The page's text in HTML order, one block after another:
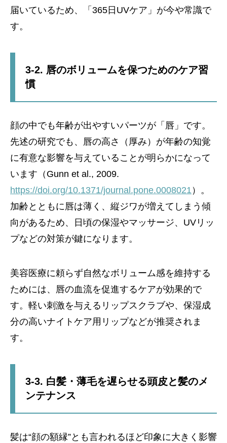
届いているため、「365日UVケア」が今や常識で
す。
3-2. 唇のボリュームを保つためのケア習
慣
顔の中でも年齢が出やすいパーツが「唇」です。
先述の研究でも、唇の高さ（厚み）が年齢の知覚
に有意な影響を与えていることが明らかになって
います（Gunn et al., 2009.
https://doi.org/10.1371/journal.pone.0008021 ）。
加齢とともに唇は薄く、縦ジワが増えてしまう傾
向があるため、日頃の保湿やマッサージ、UVリッ
プなどの対策が鍵になります。
美容医療に頼らず自然なボリューム感を維持する
ためには、唇の血流を促進するケアが効果的で
す。軽い刺激を与えるリップスクラブや、保湿成
分の高いナイトケア用リップなどが推奨されま
す。
3-3. 白髪・薄毛を遅らせる頭皮と髪のメ
ンテナンス
髪は“顔の額縁”とも言われるほど印象に大きく影響